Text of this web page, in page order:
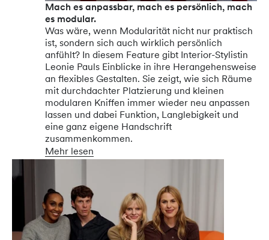
Mach es anpassbar, mach es persönlich, mach
es modular.
Was wäre, wenn Modularität nicht nur praktisch
ist, sondern sich auch wirklich persönlich
anfühlt? In diesem Feature gibt Interior-Stylistin
Leonie Pauls Einblicke in ihre Herangehensweise
an flexibles Gestalten. Sie zeigt, wie sich Räume
mit durchdachter Platzierung und kleinen
modularen Kniffen immer wieder neu anpassen
lassen und dabei Funktion, Langlebigkeit und
eine ganz eigene Handschrift
zusammenkommen.
Mehr lesen